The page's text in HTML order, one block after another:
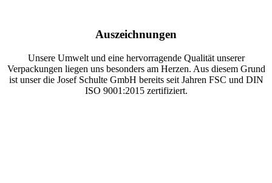
Auszeichnungen
Unsere Umwelt und eine hervorragende Qualität unserer
Verpackungen liegen uns besonders am Herzen. Aus diesem Grund
ist unser die Josef Schulte GmbH bereits seit Jahren FSC und DIN
ISO 9001:2015 zertifiziert.